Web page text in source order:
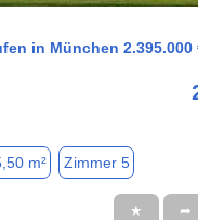
in München 2.395.000
m² Zimmer 5
★ ➦